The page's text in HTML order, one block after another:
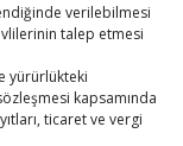
verilebilmesi
talep etmesi
yürürlükteki
kapsamında
ticaret ve vergi
1
2
15
16
22
23